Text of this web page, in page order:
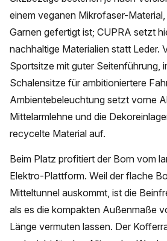
einem veganen Mikrofaser-
Garnen gefertigt ist; CUPRA setzt
nachhaltige Materialien statt Leder.
Sportsitze mit guter Seitenführung,
Schalensitze für ambitioniertere
Ambientebeleuchtung setzt vorne
Mittelarmlehne und die
recycelte Material auf.
Beim Platz profitiert der Born vom
Elektro-Plattform. Weil der flache
Mitteltunnel auskommt, ist die
als es die kompakten Außenmaße
Länge vermuten lassen. Der